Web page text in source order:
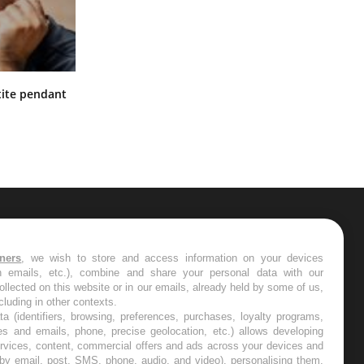
pendant
les semaines les meilleures
, we wish to store and access information on your devices
emails, etc.), combine and share your personal data with our
on this website or in our emails, already held by some of us,
in other contexts.
(identifiers, browsing, preferences, purchases, loyalty programs,
and emails, phone, precise geolocation, etc.) allows developing
content, commercial offers and ads across your devices and
email, post, SMS, phone, audio, and video), personalising them,